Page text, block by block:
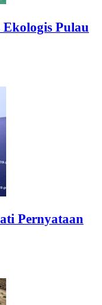
Pulau
Pernyataan